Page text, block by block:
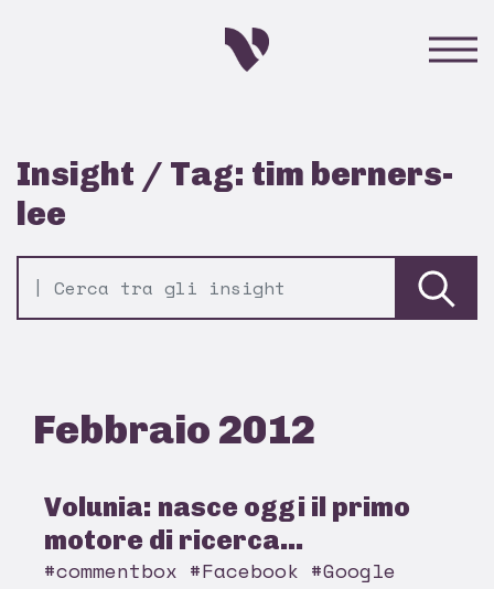
Insight / Tag: tim berners-
lee
Febbraio 2012
Volunia: nasce oggi il primo
motore di ricerca...
#commentbox #Facebook #Google